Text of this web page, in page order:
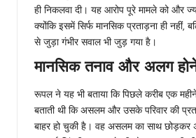
ही निकलवा दी। यह आरोप पूरे मामले को और
क्योंकि इसमें सिर्फ मानसिक प्रताड़ना ही नहीं,
से जुड़ा गंभीर सवाल भी जुड़ गया है।
मानसिक तनाव और अलग
रूपल ने यह भी बताया कि पिछले करीब एक
बताती थी कि असलम और उसके परिवार की
बाहर हो चुकी है। वह असलम का साथ छोड़कर